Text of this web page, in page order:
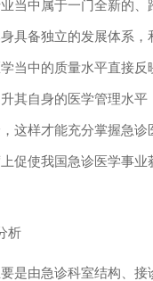
当中属于一门全新的
具备独立的发展体系
当中的质量水平直接
其自身的医学管理水
这样才能充分掌握急
促使我国急诊医学事
析
是由急诊科室结构、